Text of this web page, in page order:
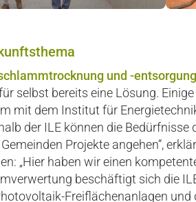
und ‑entsorgung
selbst bereits eine Lösung.
mit dem Institut für
der ILE können die
Projekte angehen“,
„Hier haben wir einen
beschäftigt sich die
Freiflächenanlagen